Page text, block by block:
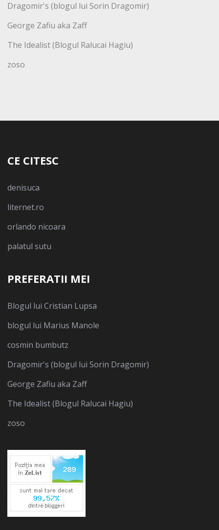
Dragomir's (blogul lui Sorin Dragomir)
George Zafiu aka Zaff
The Idealist (Blogul Ralucai Hagiu)
zoso
CE CITESC
denisuca
liternet.ro
orlando nicoara
palatul sutu
PREFERATII MEI
Blogul lui Cristian Lupsa
blogul lui Marius Manole
cosmin bumbutz
Dragomir's (blogul lui Sorin Dragomir)
George Zafiu aka Zaff
The Idealist (Blogul Ralucai Hagiu)
zoso